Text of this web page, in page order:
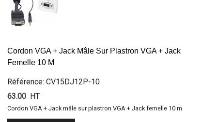
Cordon VGA + Jack Mâle Sur Plastron VGA + Jack
Femelle 10 M
Référence: CV15DJ12P-10
63.00 HT
Cordon VGA + Jack mâle sur plastron VGA + Jack femelle 10 m